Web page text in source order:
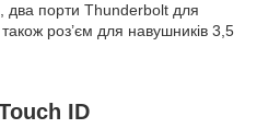
два порти Thunderbolt для
роз’єм для навушників 3,5
ID